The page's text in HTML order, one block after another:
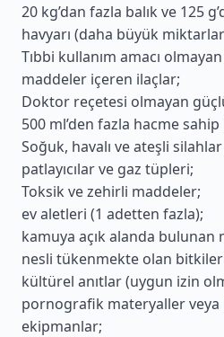
20 kg’dan fazla balık ve 125
havyarı (daha büyük
Tıbbi kullanım amacı
maddeler içeren ilaçlar;
Doktor reçetesi olmayan
500 ml’den fazla hacme sahip
Soğuk, havalı ve ateşli
patlayıcılar ve gaz tüpleri;
Toksik ve zehirli maddeler;
ev aletleri (1 adetten fazla);
kamuya açık alanda bulunan
nesli tükenmekte olan
kültürel anıtlar (uygun izin
pornografik materyaller veya
ekipmanlar;